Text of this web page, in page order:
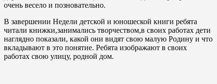
очень весело и позновательно.
В завершении Недели детской и юношеской книги ребята
читали книжки,занимались творчеством,в своих работах дети
наглядно показали, какой они видят свою малую Родину и что
вкладывают в это понятие. Ребята изображают в своих
работах свою улицу, родной дом.